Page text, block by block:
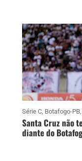
Série C, Botafogo-PB,
Santa Cruz não
diante do